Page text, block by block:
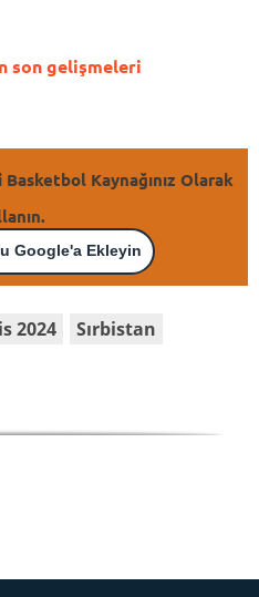
son gelişmeleri
Kaynağınız Olarak
Google'a Ekleyin
2024
Sırbistan